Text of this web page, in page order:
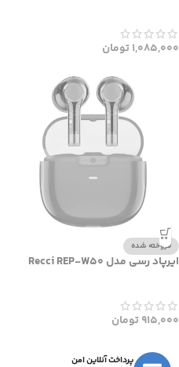
1,085,000تومان
فروخته شده
ایرپاد رسی مدل Recci REP-W50
915,000تومان
پرداخت آنلاین امن